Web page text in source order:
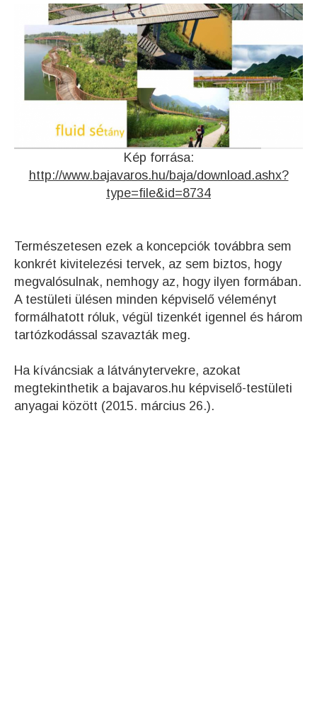
Kép forrása:
http://www.bajavaros.hu/baja/download.ashx?
type=file&id=8734
Természetesen ezek a koncepciók továbbra sem
konkrét kivitelezési tervek, az sem biztos, hogy
megvalósulnak, nemhogy az, hogy ilyen formában.
A testületi ülésen minden képviselő véleményt
formálhatott róluk, végül tizenkét igennel és három
tartózkodással szavazták meg.
Ha kíváncsiak a látványtervekre, azokat
megtekinthetik a bajavaros.hu képviselő-testületi
anyagai között (2015. március 26.).